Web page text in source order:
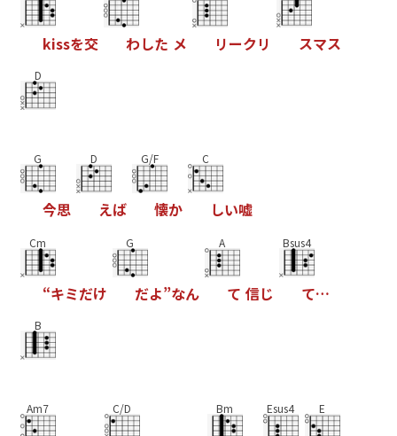
kissを交 わした メ リークリ スマス
D
G
今思
D
えば
G/F
懐か
C
しい嘘
Cm
“キミだけ
G
だよ”なん
A
て 信じ
Bsus4
て…
B
Am7 C/D Bm Esus4 E